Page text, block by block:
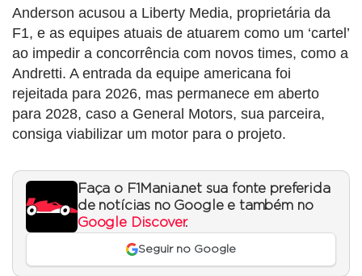
Anderson acusou a Liberty Media, proprietária da
F1, e as equipes atuais de atuarem como um ‘cartel’
ao impedir a concorrência com novos times, como a
Andretti. A entrada da equipe americana foi
rejeitada para 2026, mas permanece em aberto
para 2028, caso a General Motors, sua parceira,
consiga viabilizar um motor para o projeto.
Faça o F1Mania.net sua fonte preferida
de notícias no Google e também no
Google Discover.
Seguir no Google